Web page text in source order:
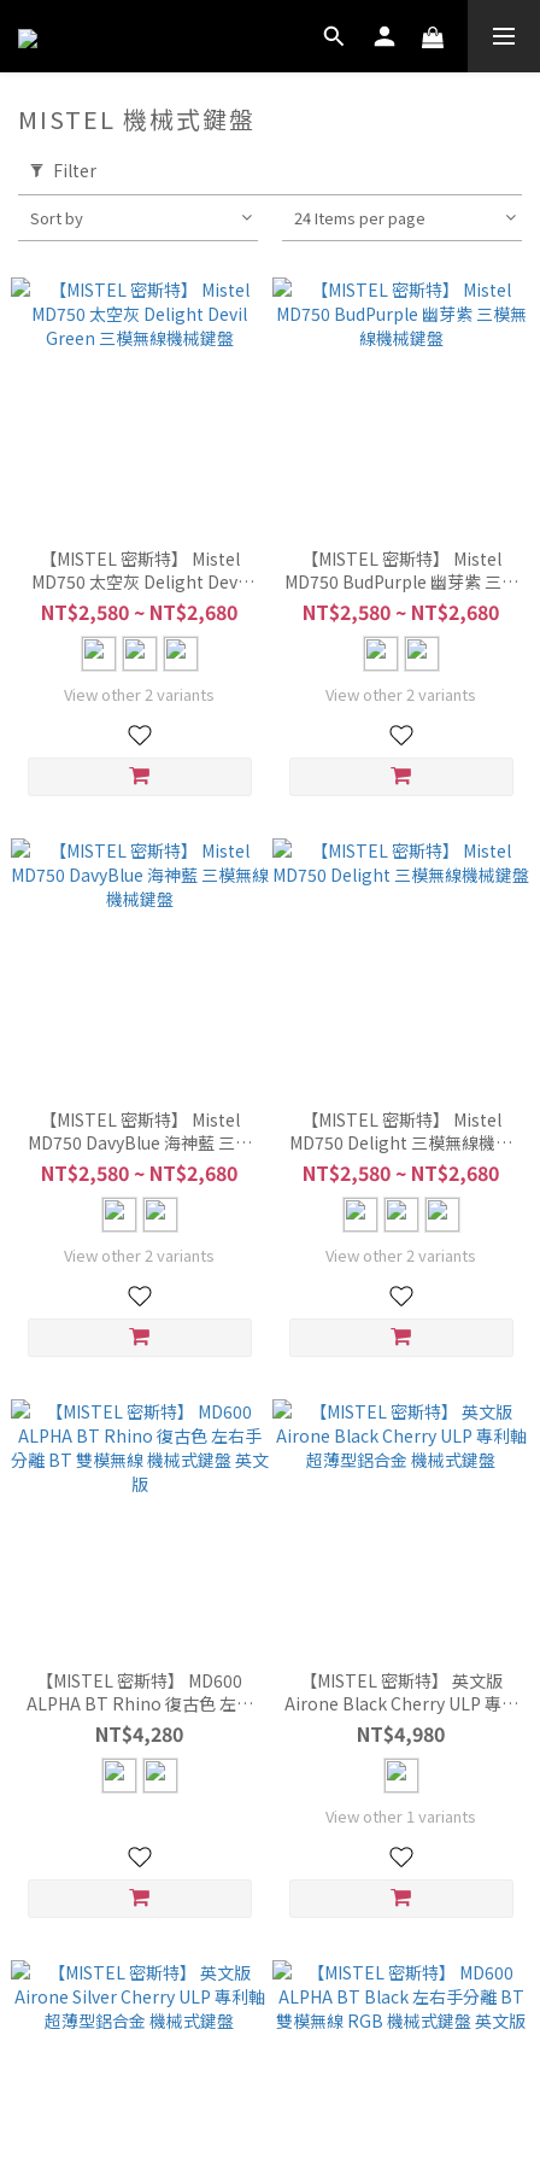
MISTEL 機械式鍵盤
Filter
Sort by 24 Items per page
【MISTEL 密斯特】 Mistel
MD750 太空灰 Delight Devil
Green 三模無線機械鍵盤
NT$2,580 ~ NT$2,680
View other 2 variants
【MISTEL 密斯特】 Mistel
MD750 BudPurple 幽芽紫 三模
無線機械鍵盤
NT$2,580 ~ NT$2,680
View other 2 variants
【MISTEL 密斯特】 Mistel
MD750 DavyBlue 海神藍 三模
無線機械鍵盤
NT$2,580 ~ NT$2,680
View other 2 variants
【MISTEL 密斯特】 Mistel
MD750 Delight 三模無線機械
鍵盤
NT$2,580 ~ NT$2,680
View other 2 variants
【MISTEL 密斯特】 MD600
ALPHA BT Rhino 復古色 左右
手分離 BT 雙模無線 機械式鍵
盤 英文版
NT$4,280
【MISTEL 密斯特】 英文版
Airone Black Cherry ULP 專利
軸 超薄型鋁合金 機械式鍵盤
NT$4,980
View other 1 variants